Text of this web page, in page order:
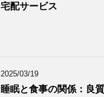
宅配サービス
2025/03/19
睡眠と食事の関係：良質